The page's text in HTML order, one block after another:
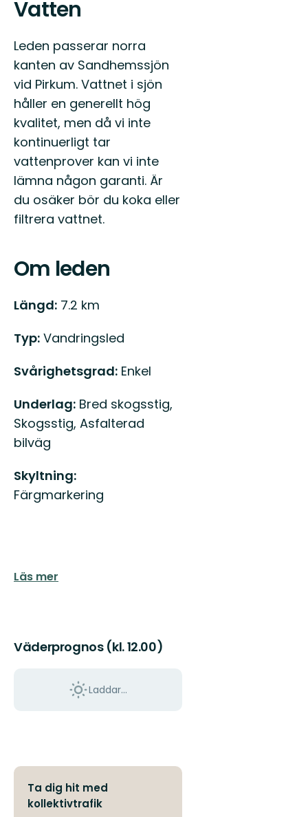
Vatten
Leden passerar norra
kanten av Sandhemssjön
vid Pirkum. Vattnet i sjön
håller en generellt hög
kvalitet, men då vi inte
kontinuerligt tar
vattenprover kan vi inte
lämna någon garanti. Är
du osäker bör du koka eller
filtrera vattnet.
Om leden
Längd: 7.2 km
Typ: Vandringsled
Svårighetsgrad: Enkel
Underlag: Bred skogsstig,
Skogsstig, Asfalterad
bilväg
Skyltning:
Färgmarkering
Läs mer
Väderprognos (kl. 12.00)
Laddar...
Ta dig hit med
kollektivtrafik